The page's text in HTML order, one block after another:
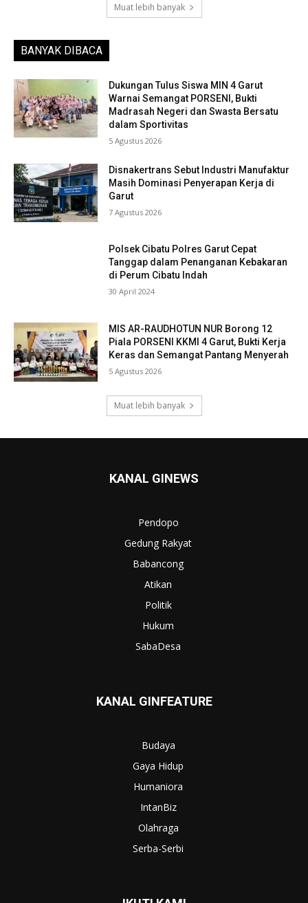
Muat lebih banyak
BANYAK DIBACA
Dukungan Tulus Siswa MIN 4 Garut
Warnai Semangat PORSENI, Bukti
Madrasah Negeri dan Swasta Bersatu
dalam Sportivitas
5 Agustus 2026
Disnakertrans Sebut Industri Manufaktur
Masih Dominasi Penyerapan Kerja di
Garut
7 Agustus 2026
Polsek Cibatu Polres Garut Cepat
Tanggap dalam Penanganan Kebakaran
di Perum Cibatu Indah
30 April 2024
MIS AR-RAUDHOTUN NUR Borong 12
Piala PORSENI KKMI 4 Garut, Bukti Kerja
Keras dan Semangat Pantang Menyerah
5 Agustus 2026
Muat lebih banyak
KANAL GINEWS
Pendopo
Gedung Rakyat
Babancong
Atikan
Politik
Hukum
SabaDesa
KANAL GINFEATURE
Budaya
Gaya Hidup
Humaniora
IntanBiz
Olahraga
Serba-Serbi